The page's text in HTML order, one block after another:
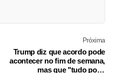
Próxima
Trump diz que acordo pode
acontecer no fim de semana,
mas que "tudo pode